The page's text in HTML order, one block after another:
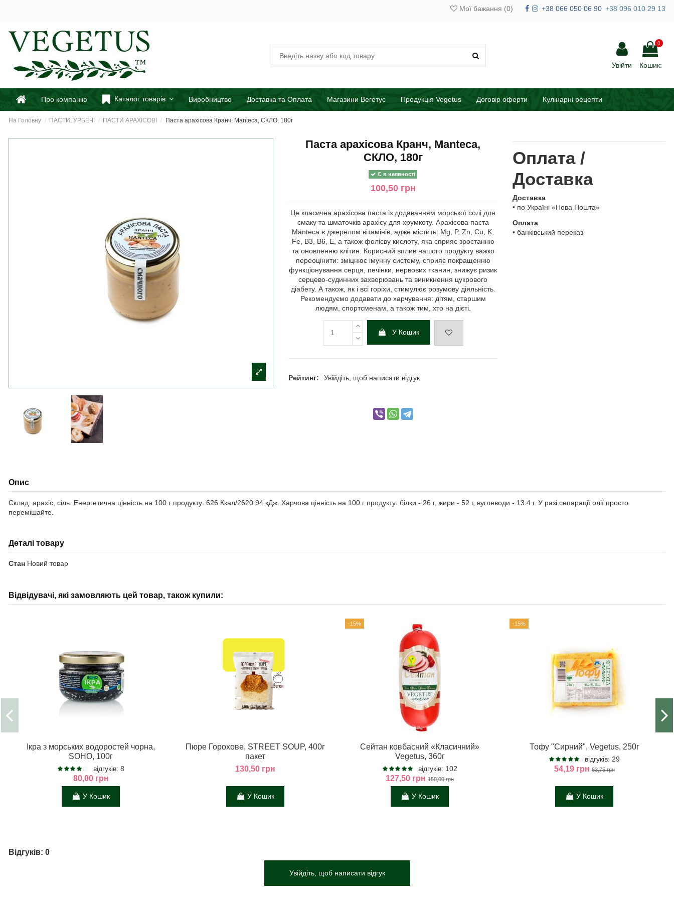
Мої бажання (0) +38 066 050 06 90 +38 096 010 29 13
Увійти
0
Кошик:
Про компанію Каталог товарів Виробництво Доставка та Оплата Магазини Вегетус Продукція Vegetus Договір оферти Кулінарні рецепти
На Головну ПАСТИ, УРБЕЧІ ПАСТИ АРАХІСОВІ Паста арахісова Кранч, Manteca, СКЛО, 180г
Паста арахісова Кранч, Manteca,
СКЛО, 180г
Є в наявності
100,50 грн
Це класична арахісова паста із додаванням морської солі для
смаку та шматочків арахісу для хрумкоту. Арахісова паста
Manteca є джерелом вітамінів, адже містить: Mg, P, Zn, Cu, K,
Fe, B3, B6, E, а також фолієву кислоту, яка сприяє зростанню
та оновленню клітин. Корисний вплив нашого продукту важко
переоцінити: зміцнює імунну систему, сприяє покращенню
функціонування серця, печінки, нервових тканин, знижує ризик
серцево-судинних захворювань та виникнення цукрового
діабету. А також, як і всі горіхи, стимулює розумову діяльність.
Рекомендуємо додавати до харчування: дітям, старшим
людям, спортсменам, а також тим, хто на дієті.
У Кошик
Рейтинг: Увійдіть, щоб написати відгук
Оплата /
Доставка
Доставка
• по Україні «Нова Пошта»
Оплата
• банківський переказ
Опис
Склад: арахіс, сіль. Енергетична цінність на 100 г продукту: 626 Ккал/2620.94 кДж. Харчова цінність на 100 г продукту: білки - 26 г, жири - 52 г, вуглеводи - 13.4 г. У разі сепарації олії просто
перемішайте.
Деталі товару
Стан Новий товар
Відвідувачі, які замовляють цей товар, також купили:
Ікра з морських водоростей чорна,
SOHO, 100г
відгуків: 8
80,00 грн
У Кошик
Пюре Горохове, STREET SOUP, 400г
пакет
130,50 грн
У Кошик
-15%
Сейтан ковбасний «Класичний»
Vegetus, 360г
відгуків: 102
127,50 грн 150,00 грн
У Кошик
-15%
Тофу "Сирний", Vegetus, 250г
відгуків: 29
54,19 грн 63,75 грн
У Кошик
Відгуків: 0
Увійдіть, щоб написати відгук